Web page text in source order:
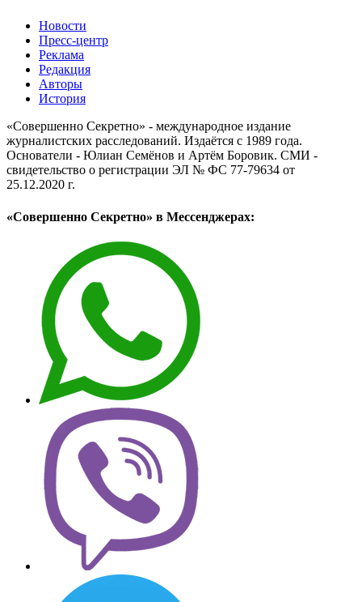
Новости
Пресс-центр
Реклама
Редакция
Авторы
История
«Совершенно Секретно» - международное издание
журналистских расследований. Издаётся с 1989 года.
Основатели - Юлиан Семёнов и Артём Боровик. CМИ -
свидетельство о регистрации ЭЛ № ФС 77-79634 от
25.12.2020 г.
«Совершенно Секретно» в Мессенджерах: